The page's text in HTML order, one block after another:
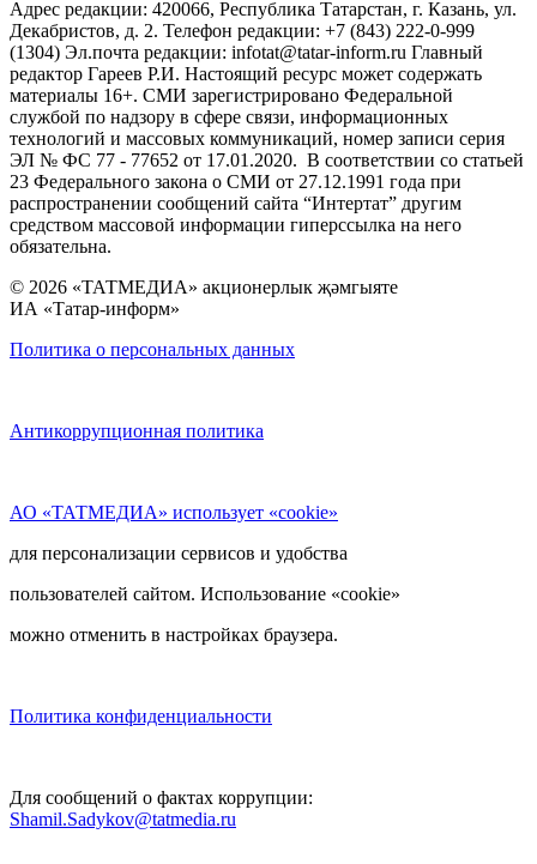
Адрес редакции: 420066, Республика Татарстан, г. Казань, ул.
Декабристов, д. 2. Телефон редакции: +7 (843) 222-0-999
(1304) Эл.почта редакции: infotat@tatar-inform.ru Главный
редактор Гареев Р.И. Настоящий ресурс может содержать
материалы 16+. СМИ зарегистрировано Федеральной
службой по надзору в сфере связи, информационных
технологий и массовых коммуникаций, номер записи серия
ЭЛ № ФС 77 - 77652 от 17.01.2020. В соответствии со статьей
23 Федерального закона о СМИ от 27.12.1991 года при
распространении сообщений сайта “Интертат” другим
средством массовой информации гиперссылка на него
обязательна.
© 2026 «ТАТМЕДИА» акционерлык җәмгыяте
ИА «Татар-информ»
Политика о персональных данных
Антикоррупционная политика
АО «ТАТМЕДИА» использует «cookie»
для персонализации сервисов и удобства
пользователей сайтом. Использование «cookie»
можно отменить в настройках браузера.
Политика конфиденциальности
Для сообщений о фактах коррупции:
Shamil.Sadykov@tatmedia.ru